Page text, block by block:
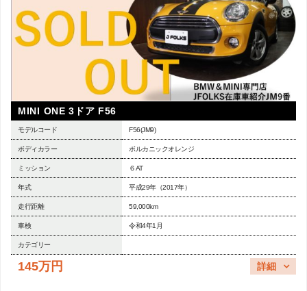
MINI ONE 3ドア F56
モデルコード F56(JM9)
ボディカラー ボルカニックオレンジ
ミッション ６AT
年式 平成29年（2017年）
走行距離 59,000km
車検 令和4年1月
カテゴリー
145万円 詳細